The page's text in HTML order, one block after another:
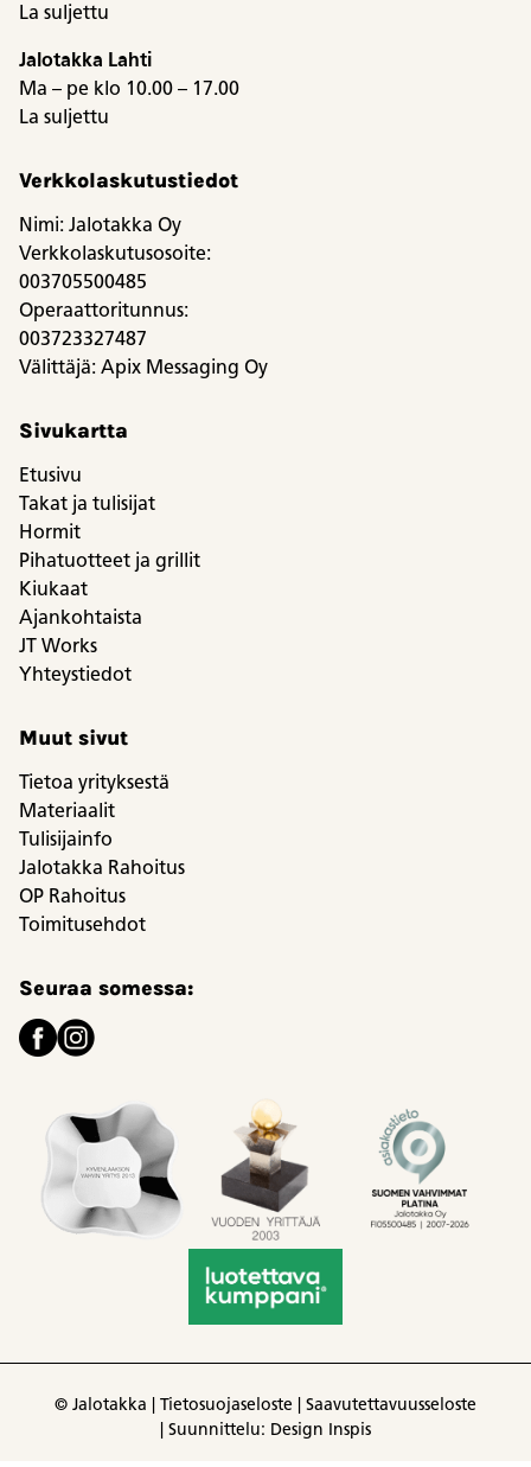
La suljettu
Jalotakka Lahti
Ma – pe klo 10.00 – 17.00
La suljettu
Verkkolaskutustiedot
Nimi: Jalotakka Oy
Verkkolaskutusosoite:
003705500485
Operaattoritunnus:
003723327487
Välittäjä: Apix Messaging Oy
Sivukartta
Etusivu
Takat ja tulisijat
Hormit
Pihatuotteet ja grillit
Kiukaat
Ajankohtaista
JT Works
Yhteystiedot
Muut sivut
Tietoa yrityksestä
Materiaalit
Tulisijainfo
Jalotakka Rahoitus
OP Rahoitus
Toimitusehdot
Seuraa somessa:
© Jalotakka | Tietosuojaseloste
Saavutettavuusseloste
Suunnittelu: Design Inspis